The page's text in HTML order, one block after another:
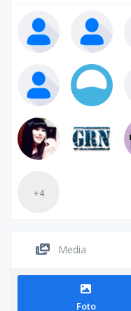
+4
Media
Foto